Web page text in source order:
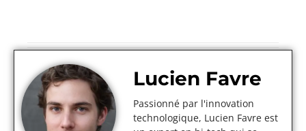
Lucien Favre
Passionné par l'innovation
technologique, Lucien Favre est